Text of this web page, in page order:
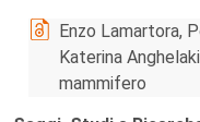
Enzo Lamartora,
Katerina
mammifero